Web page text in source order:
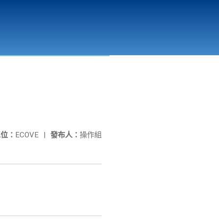
發布人： 操作組
： ECOVE |